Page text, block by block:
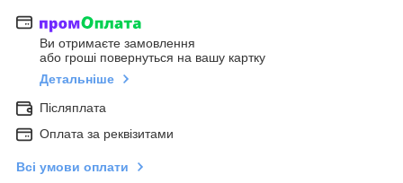
Ви отримаєте замовлення
або гроші повернуться на вашу картку
Детальніше
Післяплата
Оплата за реквізитами
Всі умови оплати